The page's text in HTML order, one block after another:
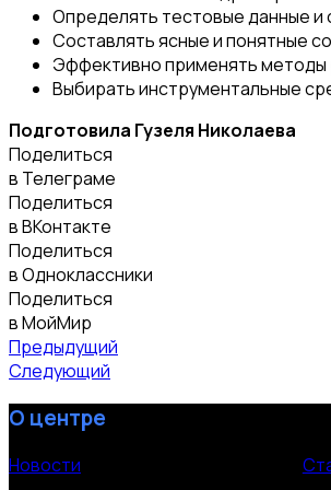
Определять тестовые данные и
Составлять ясные и понятные
Эффективно применять методы
Выбирать инструментальные
Подготовила Гузеля Николаева
Поделиться
в Телеграме
Поделиться
в ВКонтакте
Поделиться
в Одноклассники
Поделиться
в МойМир
Предыдущий
Следующий
О центре
Новости